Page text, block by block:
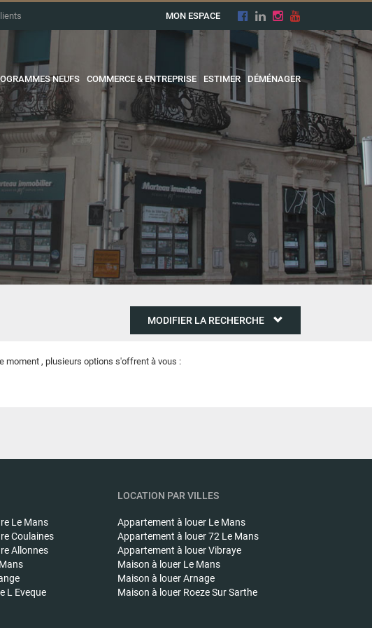
MON ESPACE
NEUFS COMMERCE & ENTREPRISE ESTIMER DÉMÉNAGER
MODIFIER LA RECHERCHE
moment , plusieurs options s'offrent à vous :
Le Mans
Coulaines
Allonnes
L Eveque
LOCATION PAR VILLES
Appartement à louer Le Mans
Appartement à louer72 Le Mans
Appartement à louerVibraye
Maison à louer Le Mans
Maison à louerArnage
Maison à louer Roeze Sur Sarthe